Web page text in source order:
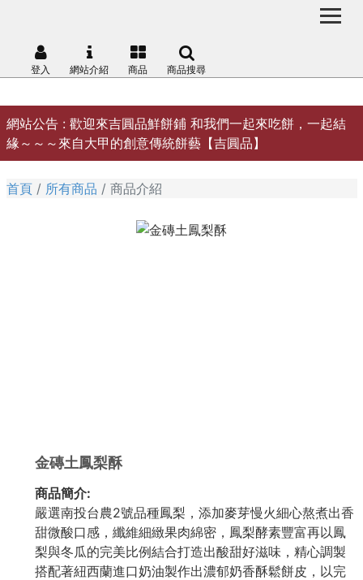
網站公告 : 歡迎來吉圓品鮮餅鋪 和我們一起來吃餅，一起結
緣～～～來自大甲的創意傳統餅藝【吉圓品】
登入 網站介紹 商品 商品搜尋
首頁 所有商品 商品介紹
金磚土鳳梨酥
商品簡介:
嚴選南投台農2號品種鳳梨，添加麥芽慢火細心熬煮出香
甜微酸口感，纖維細緻果肉綿密，鳳梨酵素豐富再以鳳
梨與冬瓜的完美比例結合打造出酸甜好滋味，精心調製
搭配著紐西蘭進口奶油製作出濃郁奶香酥鬆餅皮，以完